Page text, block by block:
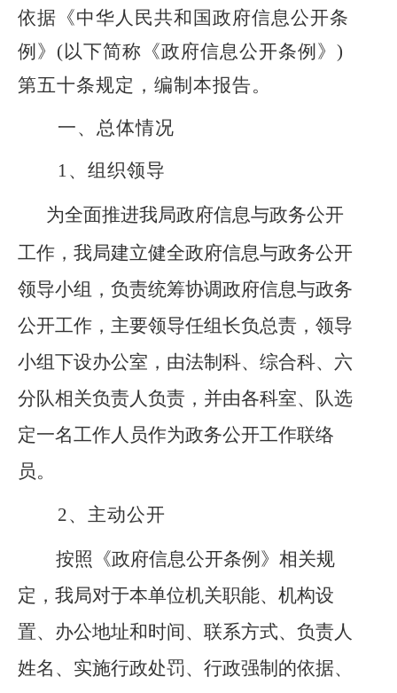
依据《中华人民共和国政府信息公开条
例》 (以下简称《政府信息公开条例》)
第五十条规定，编制本报告。
一、总体情况
1、 组织领导
为全面推进我局政府信息与政务公开
工作， 我局建立健全政府信息与政务公开
领导小组，负责统筹协调政府信息与政务
公开工作， 主要领导任组长负总责，领导
小组下设办公室，由法制科、综合科、六
分队相关负责人负责，并由各科室、队选
定一名工作人员作为政务公开工作联络
员。
2、 主动公开
按照《政府信息公开条例》相关规
定，我局对于本单位机关职能、机构设
置、办公地址和时间、联系方式、负责人
姓名、实施行政处罚、行政强制的依据、